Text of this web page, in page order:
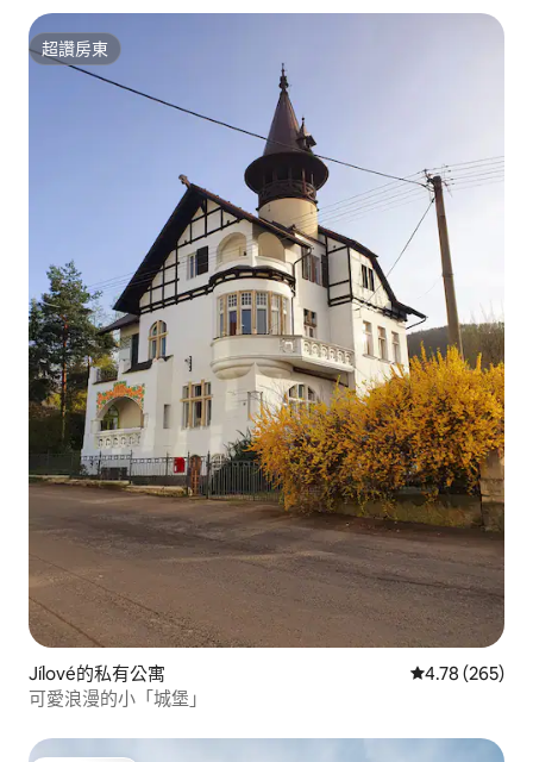
超讚房東
超讚房東
Jílové的私有公寓 從 265 則評價
4.78 (265)
可愛浪漫的小「城堡」